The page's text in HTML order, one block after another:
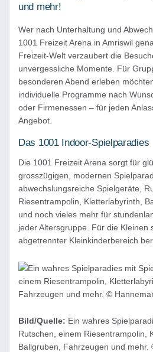
und mehr!
Wer nach Unterhaltung und
1001 Freizeit Arena in Amriswil
Freizeit-Welt verzaubert die
unvergessliche Momente. Für
besonderen Abend erleben
individuelle Programme nach
oder Firmenessen – für jeden
Angebot.
Das 1001 Indoor-Spielparadies
Die 1001 Freizeit Arena sorgt für
grosszügigen, modernen
abwechslungsreiche Spielgeräte,
Riesentrampolin, Kletterlabyrinth,
und noch vieles mehr für
jeder Altersgruppe. Für die Kleinen
abgetrennter Kleinkinderbereich
Bild/Quelle: Ein wahres
Rutschen, einem Riesentrampolin,
Ballgruben, Fahrzeugen und mehr.